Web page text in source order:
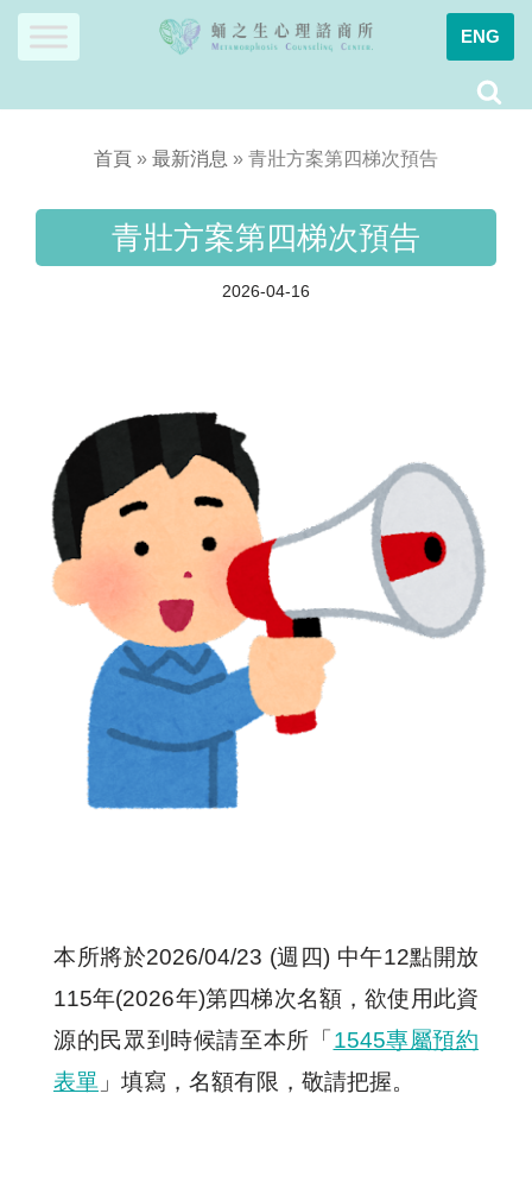
Skip
ENG
首頁 » 最新消息 » 青壯方案第四梯次預告
青壯方案第四梯次預告
2026-04-16
本所將於2026/04/23 (週四) 中午12點開放
115年(2026年)第四梯次名額，欲使用此資
源的民眾到時候請至本所「 1545專屬預約
表單 」填寫，名額有限，敬請把握。